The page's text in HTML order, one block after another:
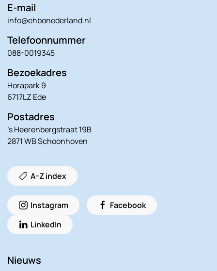
E-mail
info@ehbonederland.nl
Telefoonnummer
088-0019345
Bezoekadres
Horapark 9
6717LZ Ede
Postadres
’s Heerenbergstraat 19B
2871 WB Schoonhoven
A-Z index
Instagram
Facebook
LinkedIn
Nieuws